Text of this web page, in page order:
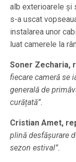
alb exterioarele și
s-a uscat
instalarea unor
luat camerele la
Soner Zecharia,
fiecare cameră se
generală de
curățată”.
Cristian Amet,
plină desfășurare
sezon estival”.